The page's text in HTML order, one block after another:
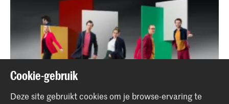
Cookie-gebruik
Deze site gebruikt cookies om je browse-ervaring te